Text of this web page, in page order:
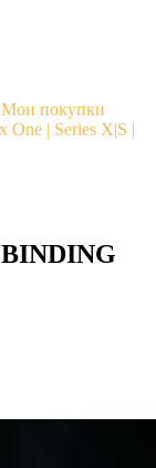
Мои покупки
One | Series X|S |